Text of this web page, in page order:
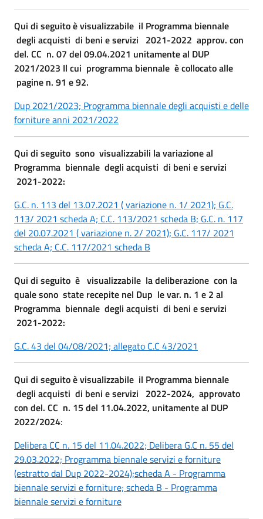
Qui di seguito è visualizzabile il Programma biennale
degli acquisti di beni e servizi 2021-2022 approv. con
del. CC n. 07 del 09.04.2021 unitamente al DUP
2021/2023 Il cui programma biennale è collocato alle
pagine n. 91 e 92.
Dup 2021/2023; Programma biennale degli acquisti e delle
forniture anni 2021/2022
Qui di seguito sono visualizzabili la variazione al
Programma biennale degli acquisti di beni e servizi
2021-2022:
G.C. n. 113 del 13.07.2021 ( variazione n. 1/ 2021); G.C.
113/ 2021 scheda A; C.C. 113/2021 scheda B; G.C. n. 117
del 20.07.2021 ( variazione n. 2/ 2021); G.C. 117/ 2021
scheda A; C.C. 117/2021 scheda B
Qui di seguito è visualizzabile la deliberazione con la
quale sono state recepite nel Dup le var. n. 1 e 2 al
Programma biennale degli acquisti di beni e servizi
2021-2022:
G.C. 43 del 04/08/2021; allegato C.C 43/2021
Qui di seguito è visualizzabile il Programma biennale
degli acquisti di beni e servizi 2022-2024, approvato
con del. CC n. 15 del 11.04.2022, unitamente al DUP
2022/2024:
Delibera CC n. 15 del 11.04.2022; Delibera G.C n. 55 del
29.03.2022; Programma biennale servizi e forniture
(estratto dal Dup 2022-2024);scheda A - Programma
biennale servizi e forniture; scheda B - Programma
biennale servizi e forniture